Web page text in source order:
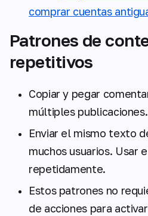
comprar cuentas
Patrones de
repetitivos
Copiar y pegar
múltiples publicaciones.
Enviar el mismo texto
muchos usuarios. Usar
repetidamente.
Estos patrones no
de acciones para